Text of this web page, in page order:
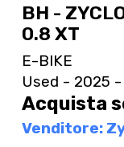
BH -
0.8 XT
E-BIKE
Used - 2025 -
Acquista
Venditore: